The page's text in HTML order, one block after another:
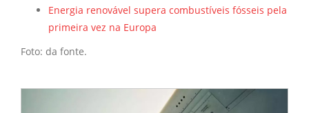
Energia renovável supera combustíveis fósseis pela
primeira vez na Europa
Foto: da fonte.